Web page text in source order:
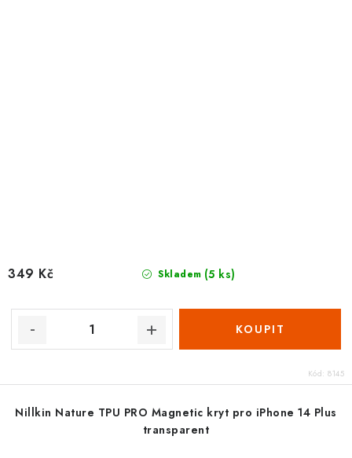
Skladem (5 ks)
349 Kč
Kód: 8145
Nillkin Nature TPU PRO Magnetic kryt pro iPhone 14 Plus
transparent